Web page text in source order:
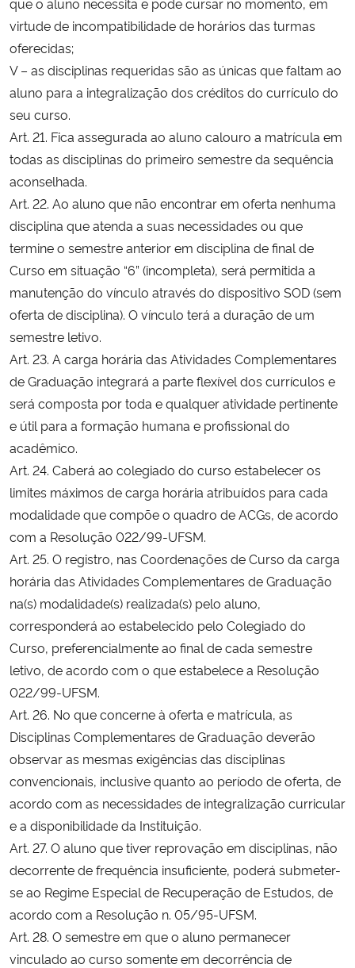
virtude de incompatibilidade de horários das turmas
oferecidas;
V – as disciplinas requeridas são as únicas que faltam ao
aluno para a integralização dos créditos do currículo do
seu curso.
Art. 21. Fica assegurada ao aluno calouro a matrícula em
todas as disciplinas do primeiro semestre da sequência
aconselhada.
Art. 22. Ao aluno que não encontrar em oferta nenhuma
disciplina que atenda a suas necessidades ou que
termine o semestre anterior em disciplina de final de
Curso em situação “6” (incompleta), será permitida a
manutenção do vínculo através do dispositivo SOD (sem
oferta de disciplina). O vínculo terá a duração de um
semestre letivo.
Art. 23. A carga horária das Atividades Complementares
de Graduação integrará a parte flexível dos currículos e
será composta por toda e qualquer atividade pertinente
e útil para a formação humana e profissional do
acadêmico.
Art. 24. Caberá ao colegiado do curso estabelecer os
limites máximos de carga horária atribuídos para cada
modalidade que compõe o quadro de ACGs, de acordo
com a Resolução 022/99-UFSM.
Art. 25. O registro, nas Coordenações de Curso da carga
horária das Atividades Complementares de Graduação
na(s) modalidade(s) realizada(s) pelo aluno,
corresponderá ao estabelecido pelo Colegiado do
Curso, preferencialmente ao final de cada semestre
letivo, de acordo com o que estabelece a Resolução
022/99-UFSM.
Art. 26. No que concerne à oferta e matrícula, as
Disciplinas Complementares de Graduação deverão
observar as mesmas exigências das disciplinas
convencionais, inclusive quanto ao período de oferta, de
acordo com as necessidades de integralização curricular
e a disponibilidade da Instituição.
Art. 27. O aluno que tiver reprovação em disciplinas, não
decorrente de frequência insuficiente, poderá submeter-
se ao Regime Especial de Recuperação de Estudos, de
acordo com a Resolução n. 05/95-UFSM.
Art. 28. O semestre em que o aluno permanecer
vinculado ao curso somente em decorrência de